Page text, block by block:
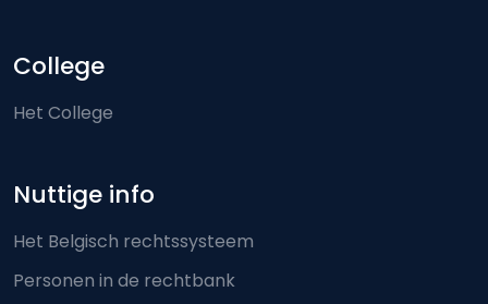
College
Het College
Nuttige info
Het Belgisch rechtssysteem
Personen in de rechtbank